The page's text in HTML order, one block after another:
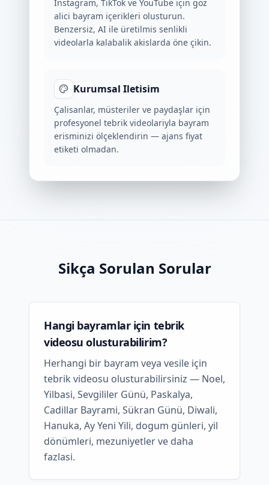
Instagram, TikTok ve YouTube için göz
alici bayram içerikleri olusturun.
Benzersiz, AI ile üretilmis senlikli
videolarla kalabalik akislarda öne çikin.
Kurumsal Iletisim
Çalisanlar, müsteriler ve paydaşlar için
profesyonel tebrik videolariyla bayram
erisminizi ölçeklendirin — ajans fiyat
etiketi olmadan.
Sikça Sorulan Sorular
Hangi bayramlar için tebrik
videosu olusturabilirim?
Herhangi bir bayram veya vesile için
tebrik videosu olusturabilirsiniz — Noel,
Yilbasi, Sevgililer Günü, Paskalya,
Cadillar Bayrami, Sükran Günü, Diwali,
Hanuka, Ay Yeni Yili, dogum günleri, yil
dönümleri, mezuniyetler ve daha
fazlasi.